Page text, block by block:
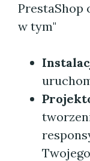
PrestaShop
w tym"